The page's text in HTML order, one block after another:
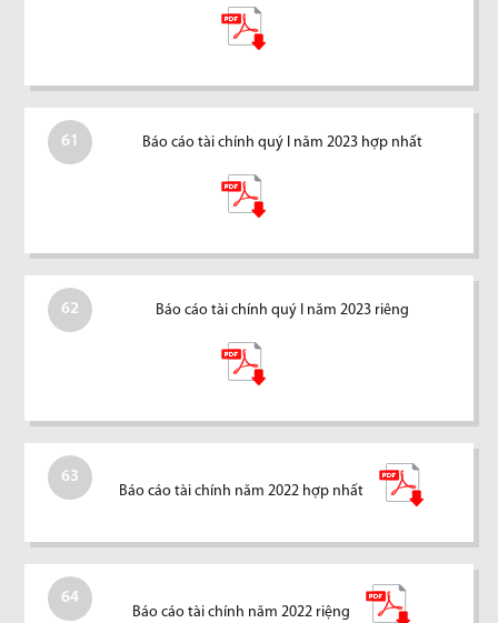
61 Báo cáo tài chính quý I năm 2023 hợp nhất
62 Báo cáo tài chính quý I năm 2023 riêng
63
Báo cáo tài chính năm 2022 hợp nhất
64
Báo cáo tài chính năm 2022 riệng